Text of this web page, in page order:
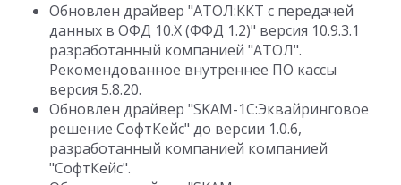
Обновлен драйвер "АТОЛ:ККТ с передачей
данных в ОФД 10.Х (ФФД 1.2)" версия 10.9.3.1
разработанный компанией "АТОЛ".
Рекомендованное внутреннее ПО кассы
версия 5.8.20.
Обновлен драйвер "SKAM-1C:Эквайринговое
решение СофтКейс" до версии 1.0.6,
разработанный компанией компанией
"СофтКейс".